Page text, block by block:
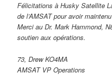
Félicitations à Husky Satellite
de l’AMSAT pour avoir
Merci au Dr. Mark Hammond,
soutien aux opérations.
73, Drew KO4MA
AMSAT VP Operations